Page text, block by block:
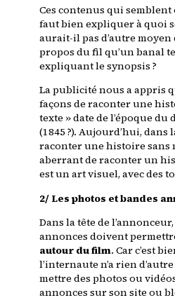
Ces contenus qui
faut bien expliquer à quoi
aurait-il pas d’autre
propos du fil qu’un banal
expliquant le synopsis ?
La publicité nous a appris
façons de raconter une
texte » date de l’époque du
(1845 ?). Aujourd’hui, dans
raconter une histoire sans
aberrant de raconter un
est un art visuel, avec des
2/ Les photos et bandes
Dans la tête de
annonces doivent
autour du film. Car c’est
l’internaute n’a rien
mettre des photos ou
annonces sur son site ou